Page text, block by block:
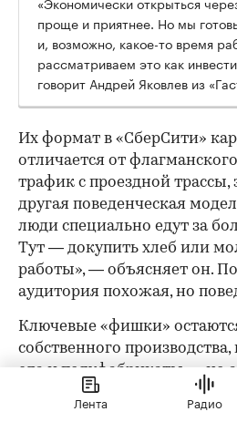
проще и приятнее. Но мы
и, возможно, какое-то время
рассматриваем это как
говорит Андрей Яковлев из
Их формат в «СберСити»
отличается от
трафик с проездной трассы,
другая поведенческая
люди специально едут за
Тут — докупить хлеб или
работы», — объясняет он.
аудитория похожая, но
Ключевые «фишки»
собственного производства,
еда и полуфабрикаты — но
более узким, а формат
ежедневных небольших
Лента Радио